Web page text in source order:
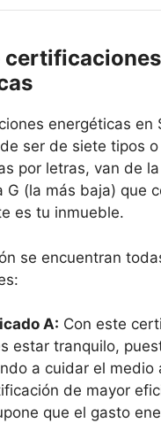
certificaciones
energéticas en
ser de siete tipos
por letras, van de
G (la más baja) que
es tu inmueble.
se encuentran
A: Con este
estar tranquilo,
a cuidar el medio
de mayor
que el gasto